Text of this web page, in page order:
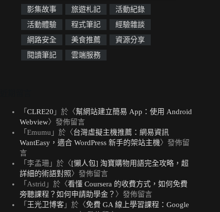
影集故事
旅遊札記
活動紀錄
活動體驗
程式筆記
經驗雜談
網路安全
美食推薦
資源分享
閱讀筆記
雲端服務
「 CLRE20 」於〈幫網站建立簡易 App：使用 Android
Webview〉發佈留言
「 Emumu 」於〈台灣虛擬主機推薦：網易資訊
WantEasy，適合 WordPress 新手的架站主機〉發佈留
言
「 李孟珊 」於〈[懶人包] 淘寶購物用語完全攻略，超
詳細的術語對照〉發佈留言
「 Astrid 」於〈看懂 Coursera 的收費方式，如何免費
旁聽課程？如何申請助學金？ 〉發佈留言
「 王光卫博客 」於〈免費 GA 線上學習課程：Google